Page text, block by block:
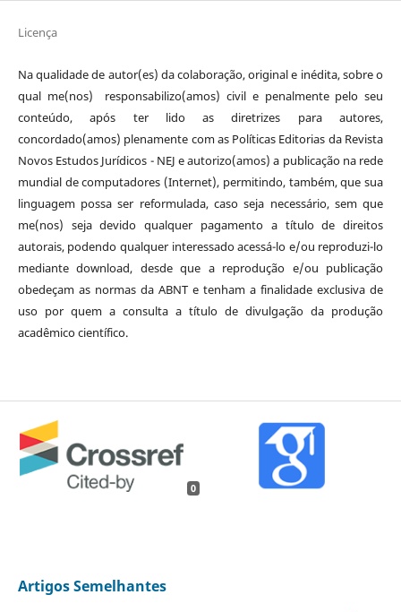
Licença
Na qualidade de autor(es) da colaboração, original e inédita, sobre o
qual me(nos) responsabilizo(amos) civil e penalmente pelo seu
conteúdo, após ter lido as diretrizes para autores,
concordado(amos) plenamente com as Políticas Editorias da Revista
Novos Estudos Jurídicos - NEJ e autorizo(amos) a publicação na rede
mundial de computadores (Internet), permitindo, também, que sua
linguagem possa ser reformulada, caso seja necessário, sem que
me(nos) seja devido qualquer pagamento a título de direitos
autorais, podendo qualquer interessado acessá-lo e/ou reproduzi-lo
mediante download, desde que a reprodução e/ou publicação
obedeçam as normas da ABNT e tenham a finalidade exclusiva de
uso por quem a consulta a título de divulgação da produção
acadêmico científico.
0
Artigos Semelhantes